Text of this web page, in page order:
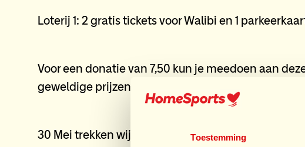
Toestemming
Loterij 1: 2 gratis tickets voor Walibi en 1
Voor een donatie van 7,50 kun je meedoen aan
geweldige prijzen.
30 Mei trekken wij de lootjes online!